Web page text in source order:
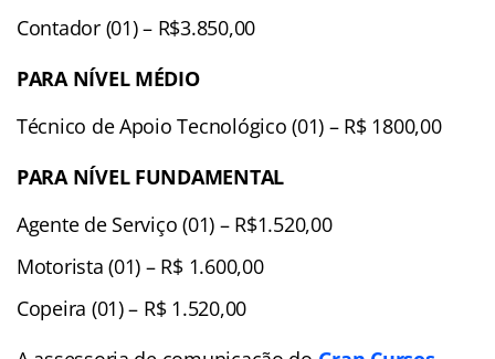
Contador (01) – R$3.850,00
PARA NÍVEL MÉDIO
Técnico de Apoio Tecnológico (01) – R$ 1800,00
PARA NÍVEL FUNDAMENTAL
Agente de Serviço (01) – R$1.520,00
Motorista (01) – R$ 1.600,00
Copeira (01) – R$ 1.520,00